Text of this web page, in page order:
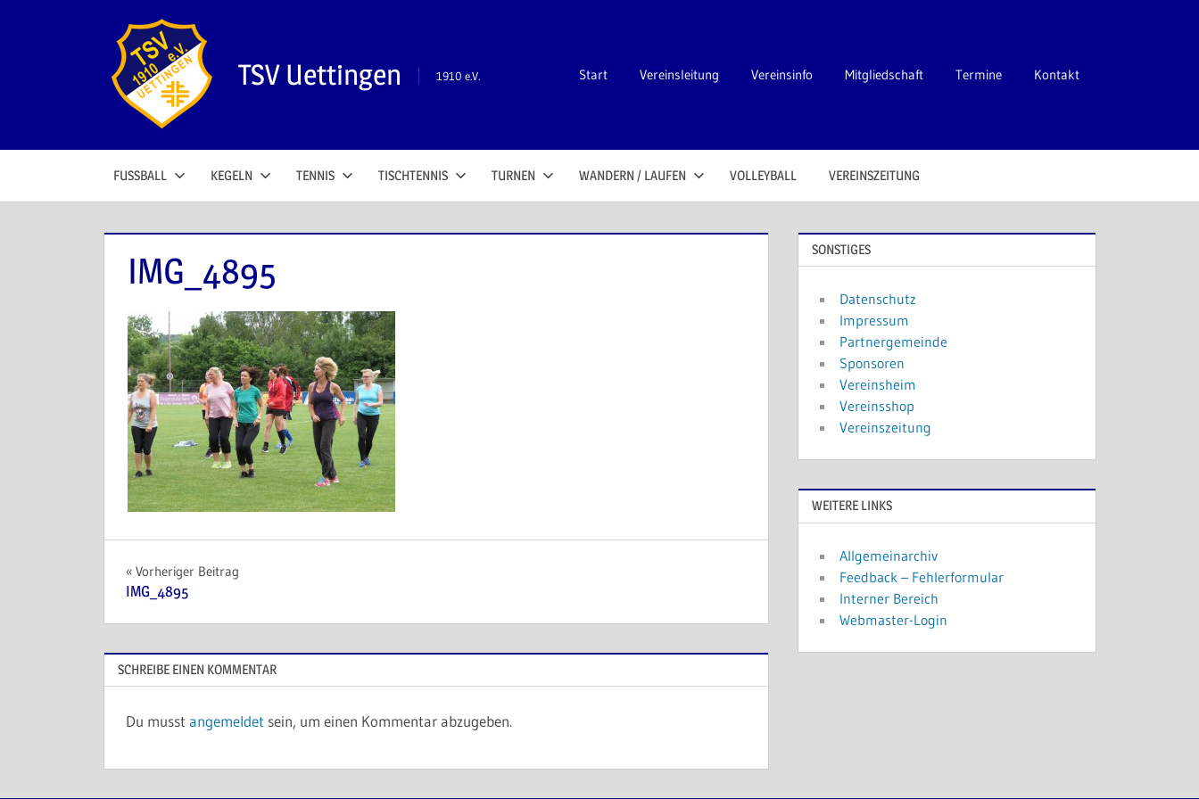
TSV Uettingen 1910 e.V. Start Vereinsleitung Vereinsinfo Mitgliedschaft Termine Kontakt
FUSSBALL KEGELN TENNIS TISCHTENNIS TURNEN WANDERN / LAUFEN VOLLEYBALL VEREINSZEITUNG
IMG_4895
Beitragsnavigation
Vorheriger Beitrag
IMG_4895
SCHREIBE EINEN KOMMENTAR
Du musst angemeldet sein, um einen Kommentar abzugeben.
SONSTIGES
Datenschutz
Impressum
Partnergemeinde
Sponsoren
Vereinsheim
Vereinsshop
Vereinszeitung
WEITERE LINKS
Allgemeinarchiv
Feedback – Fehlerformular
Interner Bereich
Webmaster-Login